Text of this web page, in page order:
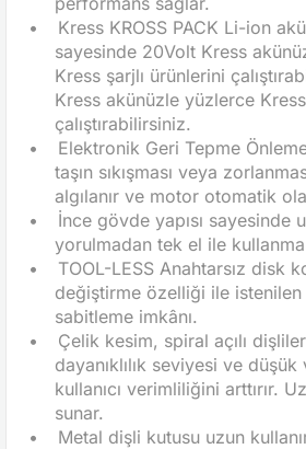
•
Kress KROSS PACK Li-ion
sayesinde 20Volt Kress
Kress şarjlı ürünlerini
Kress akünüzle yüzlerce
çalıştırabilirsiniz.
•
Elektronik Geri Tepme
taşın sıkışması veya
algılanır ve motor otomatik
•
İnce gövde yapısı sayesinde
yorulmadan tek el ile kullanma
•
TOOL-LESS Anahtarsız disk
değiştirme özelliği ile istenilen
sabitleme imkânı.
•
Çelik kesim, spiral açılı
dayanıklılık seviyesi ve
kullanıcı verimliliğini arttırır.
sunar.
•
Metal dişli kutusu uzun